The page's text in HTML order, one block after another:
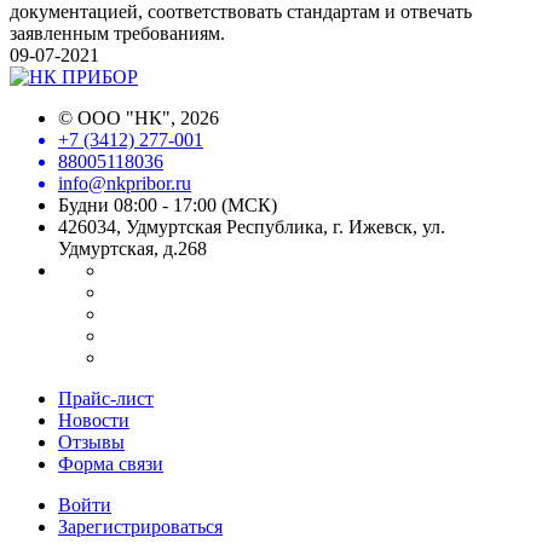
документацией, соответствовать стандартам и отвечать
заявленным требованиям.
09-07-2021
© ООО "НК", 2026
+7 (3412) 277-001
88005118036
info@nkpribor.ru
Будни 08:00 - 17:00 (МСК)
426034, Удмуртская Республика, г. Ижевск, ул.
Удмуртская, д.268
Прайс-лист
Новости
Отзывы
Форма связи
Войти
Зарегистрироваться